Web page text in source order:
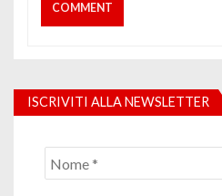
ISCRIVITI ALLA NEWSLETTER